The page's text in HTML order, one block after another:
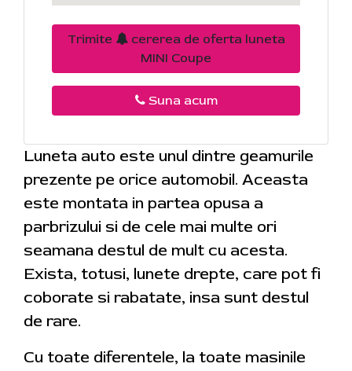
Trimite
cererea de oferta luneta
MINI Coupe
Suna acum
Luneta auto este unul dintre geamurile
prezente pe orice automobil. Aceasta
este montata in partea opusa a
parbrizului si de cele mai multe ori
seamana destul de mult cu acesta.
Exista, totusi, lunete drepte, care pot fi
coborate si rabatate, insa sunt destul
de rare.
Cu toate diferentele, la toate masinile